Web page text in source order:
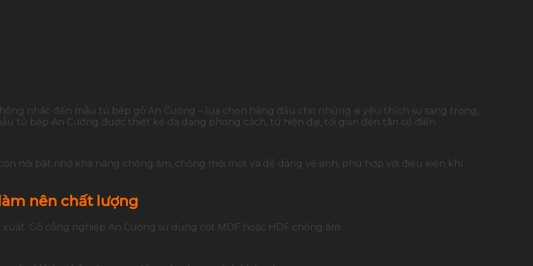
đại nhất năm 2025
nhắc đến mẫu tủ bếp gỗ An Cường – lựa chọn hàng đầu cho những ai yêu thích sự sang trọng,
tủ bếp An Cường được thiết kế đa dạng phong cách, từ hiện đại, tối giản đến tân cổ điển.
nổi bật nhờ khả năng chống ẩm, chống mối mọt và dễ dàng vệ sinh, phù hợp với điều kiện khí
nên chất lượng
Gỗ công nghiệp An Cường sử dụng cốt MDF hoặc HDF chống ẩm.